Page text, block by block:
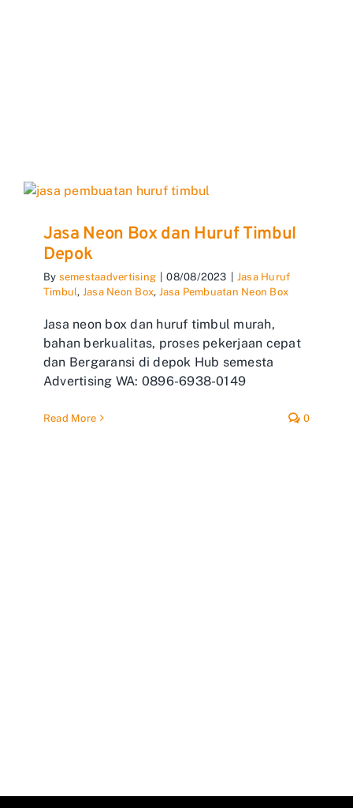
Jasa Neon Box dan Huruf Timbul
Depok
By semestaadvertising 08/08/2023
Jasa Huruf
Timbul, Jasa Neon Box, Jasa Pembuatan Neon Box
Jasa neon box dan huruf timbul murah,
bahan berkualitas, proses pekerjaan cepat
dan Bergaransi di depok Hub semesta
Advertising WA: 0896-6938-0149
Read More 0